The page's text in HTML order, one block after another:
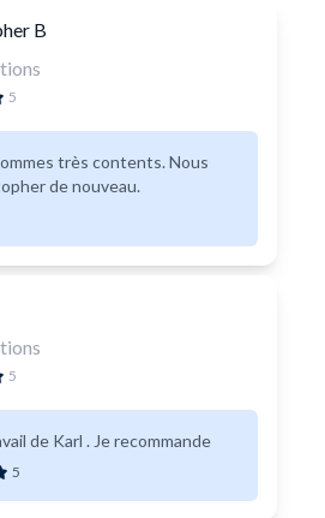
B
5
très contents. Nous
de nouveau.
5
de Karl . Je recommande
5